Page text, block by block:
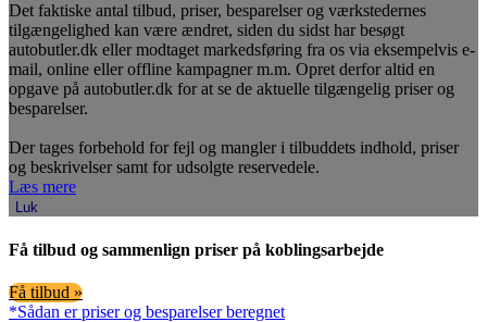
Det faktiske antal tilbud, priser, besparelser og værkstedernes
tilgængelighed kan være ændret, siden du sidst har besøgt
autobutler.dk eller modtaget markedsføring fra os via eksempelvis e-
mail, online eller offline kampagner m.m. Opret derfor altid en
opgave på autobutler.dk for at se de aktuelle tilgængelig priser og
besparelser.
Der tages forbehold for fejl og mangler i tilbuddets indhold, priser
og beskrivelser samt for udsolgte reservedele.
Læs mere
Luk
Få tilbud og sammenlign priser på koblingsarbejde
Få tilbud »
*Sådan er priser og besparelser beregnet